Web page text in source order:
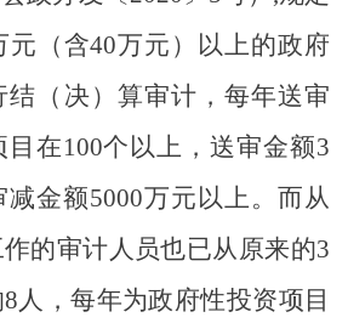
元（含40万元）以上的政府
结（决）算审计 ，每年送审
在100个 以上 ，送审金额3
减金额5000万元以上 。而从
的审计人员也已从原来的3
人，每年为政府性投资项目